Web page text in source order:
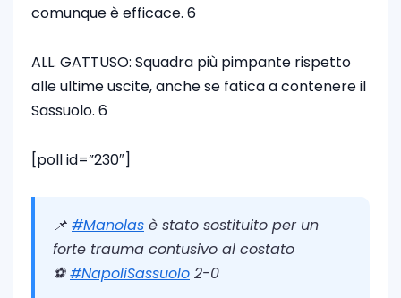
comunque è efficace. 6
ALL. GATTUSO: Squadra più pimpante rispetto
alle ultime uscite, anche se fatica a contenere il
Sassuolo. 6
[poll id=”230″]
📌 #Manolas è stato sostituito per un
forte trauma contusivo al costato
⚽️#NapoliSassuolo 2-0